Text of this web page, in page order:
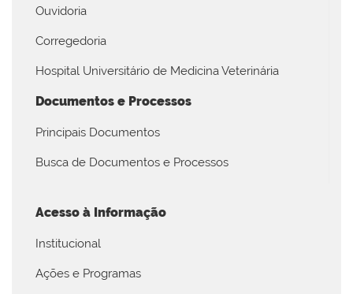
Ouvidoria
Corregedoria
Hospital Universitário de Medicina Veterinária
Documentos e Processos
Principais Documentos
Busca de Documentos e Processos
Acesso à Informação
Institucional
Ações e Programas